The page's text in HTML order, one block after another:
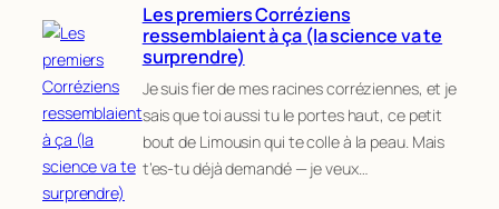
Les premiers Corréziens
ressemblaient à ça (la science va te
surprendre)
Je suis fier de mes racines corréziennes, et je
sais que toi aussi tu le portes haut, ce petit
bout de Limousin qui te colle à la peau. Mais
t’es-tu déjà demandé — je veux…